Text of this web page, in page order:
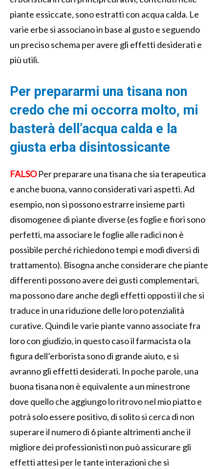
piante essiccate, sono estratti con acqua calda. Le
varie erbe si associano in base al gusto e seguendo
un preciso schema per avere gli effetti desiderati e
più utili.
Per prepararmi una tisana non
credo che mi occorra molto, mi
basterà dell’acqua calda e la
giusta erba disintossicante
FALSOPer preparare una tisana che sia terapeutica
e anche buona, vanno considerati vari aspetti. Ad
esempio, non si possono estrarre insieme parti
disomogenee di piante diverse (es foglie e fiori sono
perfetti, ma associare le foglie alle radici non è
possibile perché richiedono tempi e modi diversi di
trattamento). Bisogna anche considerare che piante
differenti possono avere dei gusti complementari,
ma possono dare anche degli effetti opposti il che si
traduce in una riduzione delle loro potenzialità
curative. Quindi le varie piante vanno associate fra
loro con giudizio, in questo caso il farmacista o la
figura dell’erborista sono di grande aiuto, e si
avranno gli effetti desiderati. In poche parole, una
buona tisana non è equivalente a un minestrone
dove quello che aggiungo lo ritrovo nel mio piatto e
potrà solo essere positivo, di solito si cerca di non
superare il numero di 6 piante altrimenti anche il
migliore dei professionisti non può assicurare gli
effetti attesi per le tante interazioni che si